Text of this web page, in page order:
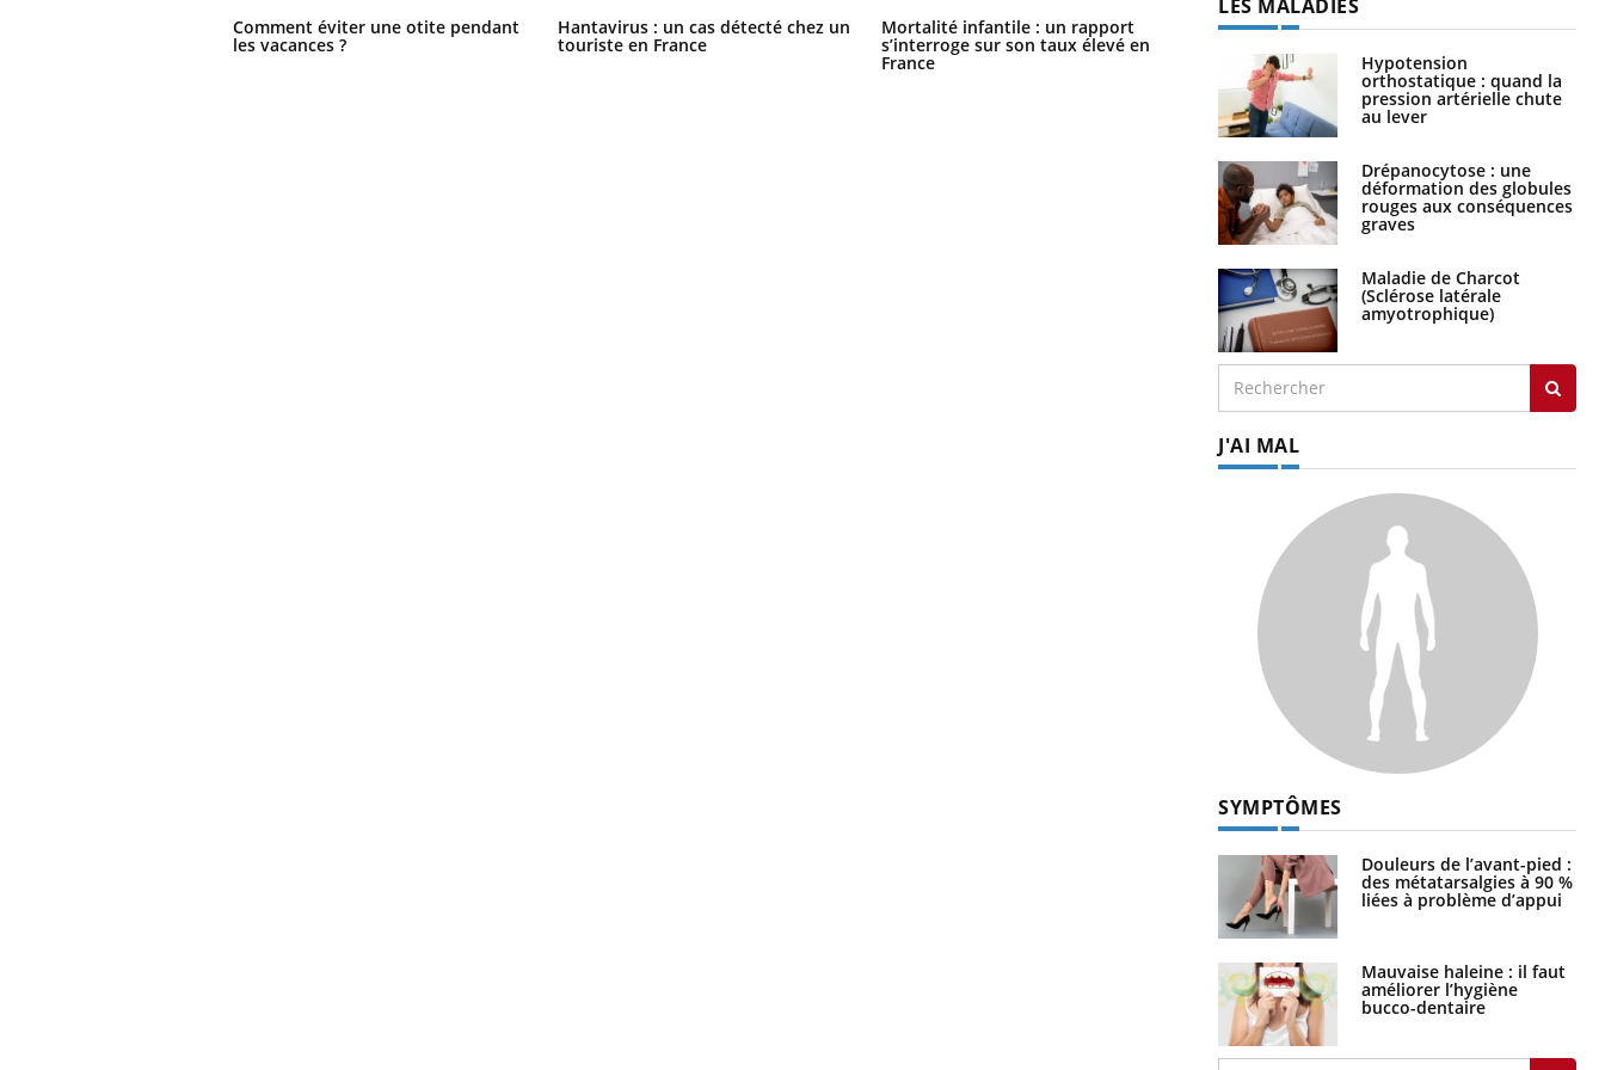
Comment éviter une otite pendant
les vacances ?
Hantavirus : un cas détecté chez un
touriste en France
Mortalité infantile : un rapport
s’interroge sur son taux élevé en
France
Grossesse à risque : ce jus naturel
LES MALADIES
Hypotension
orthostatique : quand la
pression artérielle chute
au lever
Drépanocytose : une
déformation des globules
rouges aux conséquences
graves
Maladie de Charcot
(Sclérose latérale
amyotrophique)
J'AI MAL
SYMPTÔMES
Douleurs de l’avant-pied :
des métatarsalgies à 90 %
liées à problème d’appui
Mauvaise haleine : il faut
améliorer l’hygiène
bucco-dentaire